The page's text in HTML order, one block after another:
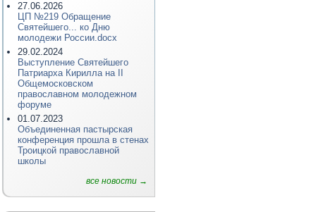
27.06.2026
ЦП №219 Обращение
Святейшего... ко Дню
молодежи России.docx
29.02.2024
Выступление Святейшего
Патриарха Кирилла на II
Общемосковском
православном молодежном
форуме
01.07.2023
Объединенная пастырская
конференция прошла в стенах
Троицкой православной
школы
все новости →